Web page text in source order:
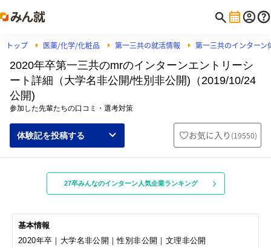
トップ 医薬/化学/化粧品 第一三共の就活情報 第一三共のインターン
2020年卒第一三共のmrのインターンエントリーシ
ート詳細（大学名非公開/性別非公開)（2019/10/24
公開)
参加した先輩たちの口コミ・選考対策
体験記を投稿する お気に入り (19550)
27卒みんなのインターン人気企業ランキング
基本情報
2020年卒｜大学名非公開｜性別非公開｜文理非公開